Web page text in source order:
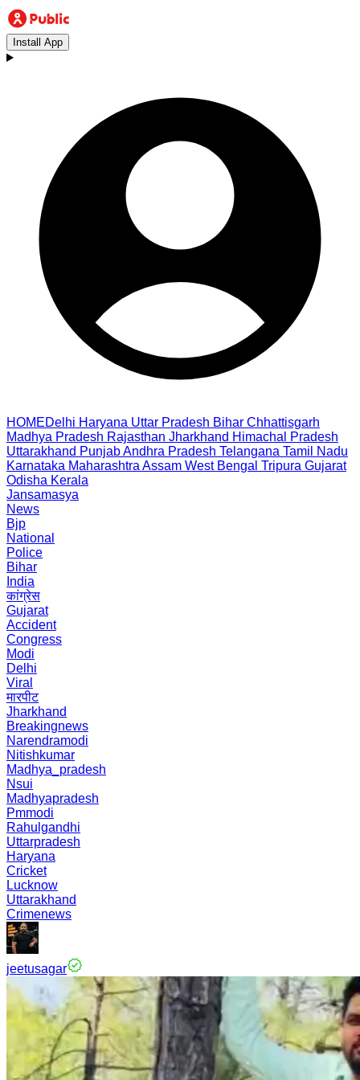
Install App
HOMEDelhi Haryana Uttar Pradesh Bihar Chhattisgarh
Madhya Pradesh Rajasthan Jharkhand Himachal Pradesh
Uttarakhand PunjabAndhra Pradesh Telangana Tamil Nadu
Karnataka Maharashtra Assam West Bengal Tripura Gujarat
Odisha Kerala
Jansamasya
News
Bjp
National
Police
Bihar
India
कांग्रेस
Gujarat
Accident
Congress
Modi
Delhi
Viral
मारपीट
Jharkhand
Breakingnews
Narendramodi
Nitishkumar
Madhya_pradesh
Nsui
Madhyapradesh
Pmmodi
Rahulgandhi
Uttarpradesh
Haryana
Cricket
Lucknow
Uttarakhand
Crimenews
jeetusagar